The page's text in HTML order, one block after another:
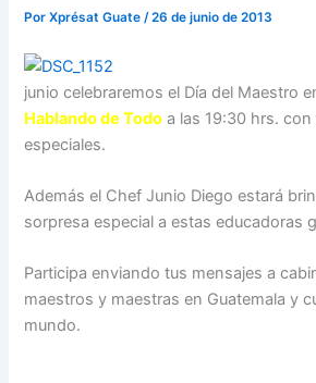
PorXprésat Guate/26 de junio de 2013
junio celebraremos el Día del Maestro
Hablando de Todo a las 19:30 hrs.
especiales.
Además el Chef Junio Diego estará
sorpresa especial a estas educadoras
Participa enviando tus mensajes a
maestros y maestras en Guatemala y
mundo.